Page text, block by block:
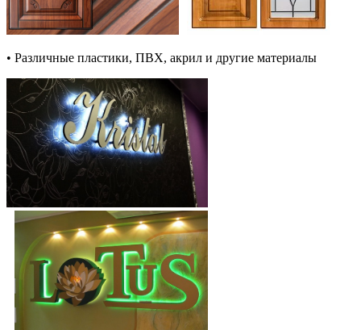
• Различные пластики, ПВХ, акрил и другие материалы